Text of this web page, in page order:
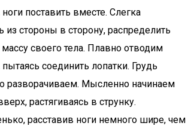
поставить вместе. Слегка
из стороны в сторону, распределить
своего тела. Плавно отводим
пытаясь соединить лопатки. Грудь
разворачиваем. Мысленно начинаем
растягиваясь в струнку.
расставив ноги немного шире, чем